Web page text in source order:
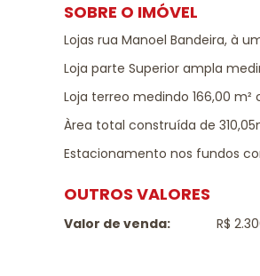
SOBRE O IMÓVEL
Lojas rua Manoel Bandeira, à
Loja parte Superior ampla
Loja terreo medindo 166,00
Àrea total construída de
Estacionamento nos fundos
OUTROS VALORES
Valor de venda: R$